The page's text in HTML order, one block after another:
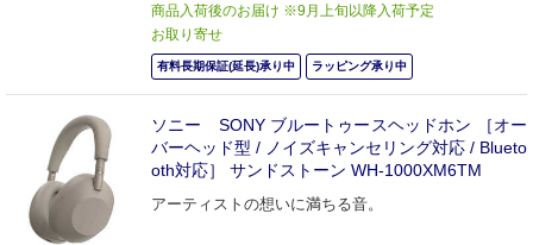
商品入荷後のお届け ※9月上旬以降入荷予定
お取り寄せ
有料長期保証(延長)承り中 ラッピング承り中
ソニー SONY ブルートゥースヘッドホン ［オー
バーヘッド型 / ノイズキャンセリング対応 / Blueto
oth対応］ サンドストーン WH-1000XM6TM
アーティストの想いに満ちる音。